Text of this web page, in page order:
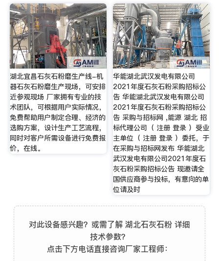
湖北宜昌石灰石粉磨生产线-机
器石灰石粉磨生产现场，可安排
近参观现场 厂家拥有专业的技
术团队，可根据用户实际情况，
免费帮助用户制定合理、经济的
选购方案，设计生产工艺流程，
同时对客户所需设备进行免费报
价，在线。
华能湖北武汉发电有限公司
2021年度石灰石粉采购招标公
告 华能湖北武汉发电有限公司
2021年度石灰石粉采购招标公
告 采购与招标网 ,能源 湖北 招
标代理公司（ 注册 登录 ）受业
主单位（ 注册 登录 ）委托，于
在采购与招标网发布 华能湖北
武汉发电有限公司2021年度石
灰石粉采购招标公告 现邀请全
国供应商参与投标，有意向的单
位请及时
对此设备感兴趣？或需了解 湖北石灰石粉 详细
技术参数？
点击下方电话直接咨询厂家工程师：